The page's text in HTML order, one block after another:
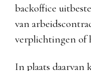
backoffice
van
verplichtingen of
In plaats daarvan